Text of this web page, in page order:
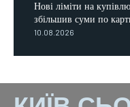
Нові ліміти на
збільшив суми по
10.08.2026